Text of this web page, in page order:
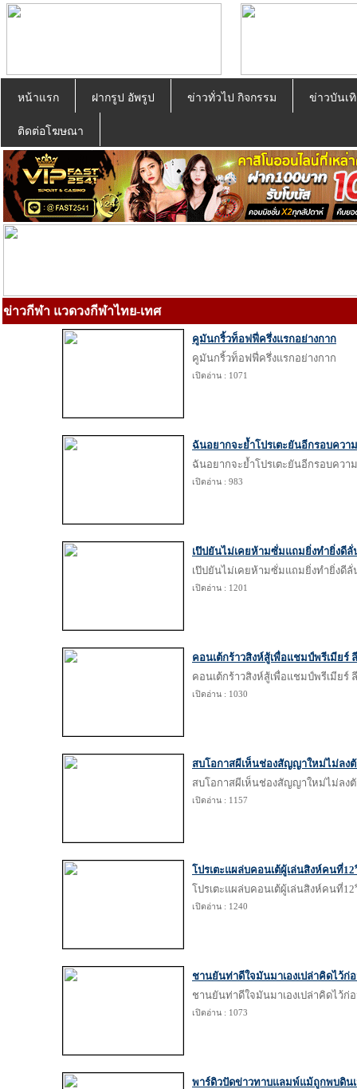
หน้าแรก ฝากรูป อัพรูป ข่าวทั่วไป กิจกรรม ข่าวบันเ
ติดต่อโฆษณา
ข่าวกีฬา แวดวงกีฬาไทย-เทศ
คูมันกริ้วท็อฟฟี่ครึ่งแรกอย่างกาก
คูมันกริ้วท็อฟฟี่ครึ่งแรกอย่างกาก
เปิดอ่าน : 1071
ฉันอยากจะย้ำโปรเตะยันอีกรอบคว
ฉันอยากจะย้ำโปรเตะยันอีกรอบคว
เปิดอ่าน : 983
เป๊ปยันไม่เคยห้ามซั่มแถมยิ่งทำยิ่งดีลั่
เป๊ปยันไม่เคยห้ามซั่มแถมยิ่งทำยิ่งดีลั่
เปิดอ่าน : 1201
คอนเต้กร้าวสิงห์สู้เพื่อแชมป์พรีเมียร์
คอนเต้กร้าวสิงห์สู้เพื่อแชมป์พรีเมียร์
เปิดอ่าน : 1030
สบโอกาสผีเห็นช่องสัญญาใหม่ไม่ลง
สบโอกาสผีเห็นช่องสัญญาใหม่ไม่ลง
เปิดอ่าน : 1157
โปรเตะแผล่บคอนเต้ผู้เล่นสิงห์คนที่
โปรเตะแผล่บคอนเต้ผู้เล่นสิงห์คนที่
เปิดอ่าน : 1240
ชานยันท่าดีใจมันมาเองเปล่าคิดไว้ก่
ชานยันท่าดีใจมันมาเองเปล่าคิดไว้ก่
เปิดอ่าน : 1073
พาร์ดิวปัดข่าวทาบแลมพ์แม้ถูกพบดิน